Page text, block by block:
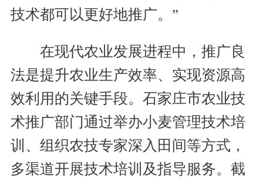
技术都可以更好地推广。”
在现代农业发展进程中，推广良
法是提升农业生产效率、实现资源高
效利用的关键手段。石家庄市农业技
术推广部门通过举办小麦管理技术培
训、组织农技专家深入田间等方式，
多渠道开展技术培训及指导服务。截